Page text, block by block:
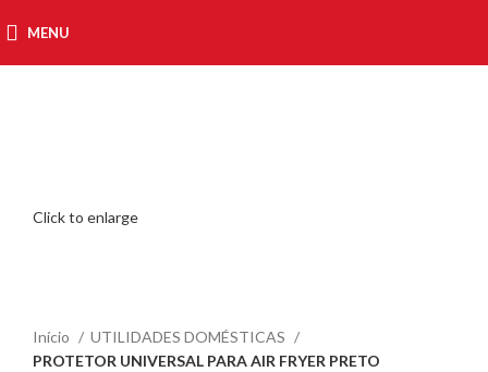
MENU
Click to enlarge
Início
UTILIDADES DOMÉSTICAS
PROTETOR UNIVERSAL PARA AIR FRYER PRETO